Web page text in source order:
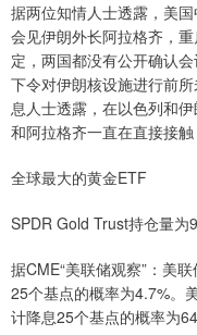
据两位知情人士透露，美
会见伊朗外长阿拉格齐，
定，两国都没有公开确认
下令对伊朗核设施进行前
息人士透露，在以色列和
和阿拉格齐一直在直接接
全球最大的黄金ETF
SPDR Gold Trust持仓量为
据CME“美联储观察”：美
25个基点的概率为4.7%。
计降息25个基点的概率为